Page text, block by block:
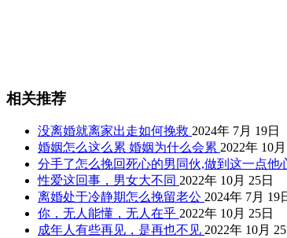
相关推荐
没离婚就离家出走如何挽救 2024年 7月 19日
婚姻怎么这么累 婚姻为什么会累 2022年 10月
分手了怎么挽回死心的男同伙,做到这一点他
性爱这回事，男女大不同 2022年 10月 25日
离婚处于冷静期怎么挽留老公 2024年 7月 19
你，无人能懂，无人在乎 2022年 10月 25日
成年人有些再见，是再也不见 2022年 10月 25